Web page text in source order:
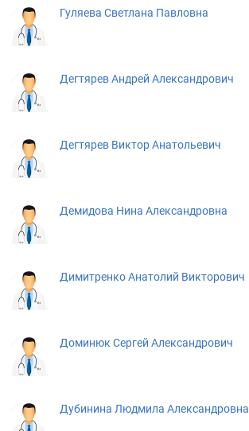
Гуляева Светлана Павловна
Дегтярев Андрей Александрович
Дегтярев Виктор Анатольевич
Демидова Нина Александровна
Димитренко Анатолий Викторович
Доминюк Сергей Александрович
Дубинина Людмила Александровна